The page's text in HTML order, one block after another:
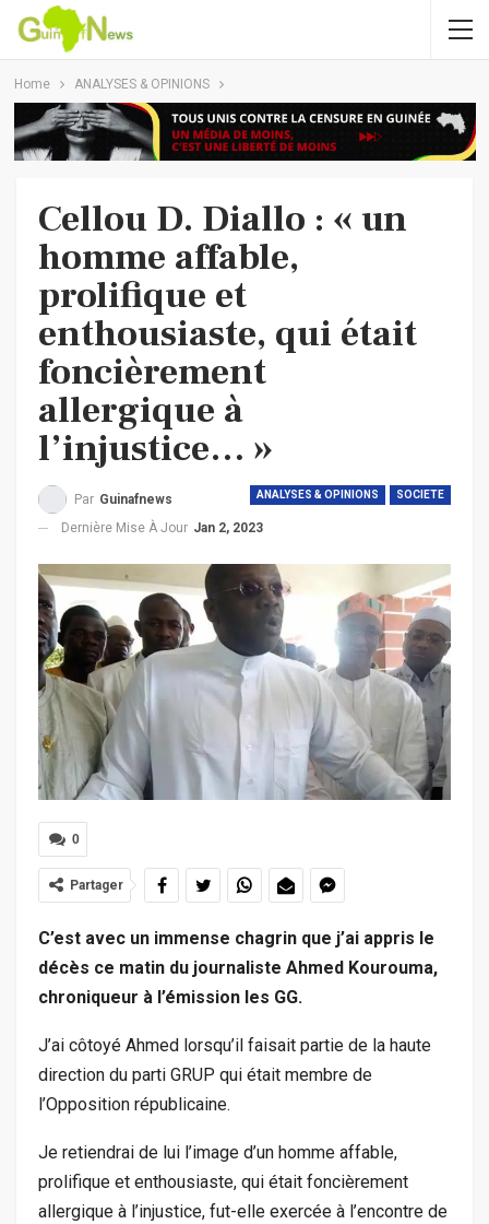
Home ANALYSES & OPINIONS
Cellou D. Diallo : « un
homme affable,
prolifique et
enthousiaste, qui était
foncièrement
allergique à
l’injustice… »
ANALYSES & OPINIONS SOCIETE
Par Guinafnews
Dernière Mise À Jour Jan 2, 2023
0
Partager
C’est avec un immense chagrin que j’ai appris le
décès ce matin du journaliste Ahmed Kourouma,
chroniqueur à l’émission les GG.
J’ai côtoyé Ahmed lorsqu’il faisait partie de la haute
direction du parti GRUP qui était membre de
l’Opposition républicaine.
Je retiendrai de lui l’image d’un homme affable,
prolifique et enthousiaste, qui était foncièrement
allergique à l’injustice, fut-elle exercée à l’encontre de